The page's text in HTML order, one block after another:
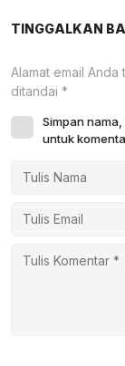
Bencana
TINGGALKAN
Alamat email
ditandai *
Simpan
untuk